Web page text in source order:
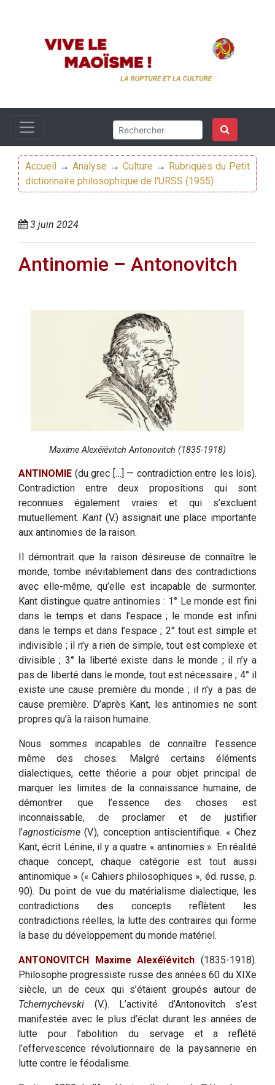
Accueil → Analyse → Culture → Rubriques du Petit
dictionnaire philosophique de l'URSS (1955)
3 juin 2024
Antinomie – Antonovitch
Maxime Alexéïévitch Antonovitch (1835-1918)
ANTINOMIE (du grec […] — contradiction entre les lois).
Contradiction entre deux propositions qui sont
reconnues également vraies et qui s’excluent
mutuellement. Kant(V.) assignait une place importante
aux antinomies de la raison.
Il démontrait que la raison désireuse de connaître le
monde, tombe inévitablement dans des contradictions
avec elle-même, qu’elle est incapable de surmonter.
Kant distingue quatre antinomies : 1° Le monde est fini
dans le temps et dans l’espace ; le monde est infini
dans le temps et dans l’espace ; 2° tout est simple et
indivisible ; il n’y a rien de simple, tout est complexe et
divisible ; 3° la liberté existe dans le monde ; il n’y a
pas de liberté dans le monde, tout est nécessaire ; 4° il
existe une cause première du monde ; il n’y a pas de
cause première. D’après Kant, les antinomies ne sont
propres qu’à la raison humaine.
Nous sommes incapables de connaître l’essence
même des choses. Malgré certains éléments
dialectiques, cette théorie a pour objet principal de
marquer les limites de la connaissance humaine, de
démontrer que l’essence des choses est
inconnaissable, de proclamer et de justifier
l’agnosticisme (V.), conception antiscientifique. « Chez
Kant, écrit Lénine, il y a quatre « antinomies ». En réalité
chaque concept, chaque catégorie est tout aussi
antinomique » (« Cahiers philosophiques », éd. russe, p.
90). Du point de vue du matérialisme dialectique, les
contradictions des concepts reflètent les
contradictions réelles, la lutte des contraires qui forme
la base du développement du monde matériel.
ANTONOVITCH Maxime Alexéïévitch (1835-1918).
Philosophe progressiste russe des années 60 du XIXe
siècle, un de ceux qui s’étaient groupés autour de
Tchernychevski (V.). L’activité d’Antonovitch s’est
manifestée avec le plus d’éclat durant les années de
lutte pour l’abolition du servage et a reflété
l’effervescence révolutionnaire de la paysannerie en
lutte contre le féodalisme.